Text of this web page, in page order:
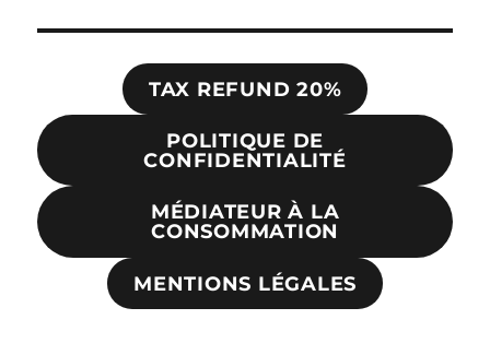
TAX REFUND 20%
POLITIQUE DE
CONFIDENTIALITÉ
MÉDIATEUR À LA
CONSOMMATION
MENTIONS LÉGALES